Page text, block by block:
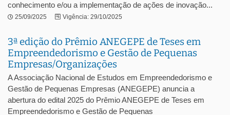
conhecimento e/ou a implementação de ações de inovação...
25/09/2025 Vigência: 29/10/2025
3ª edição do Prêmio ANEGEPE de Teses em
Empreendedorismo e Gestão de Pequenas
Empresas/Organizações
A Associação Nacional de Estudos em Empreendedorismo e
Gestão de Pequenas Empresas (ANEGEPE) anuncia a
abertura do edital 2025 do Prêmio ANEGEPE de Teses em
Empreendedorismo e Gestão de Pequenas